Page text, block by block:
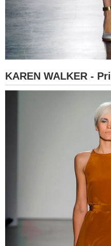
KAREN WALKER -